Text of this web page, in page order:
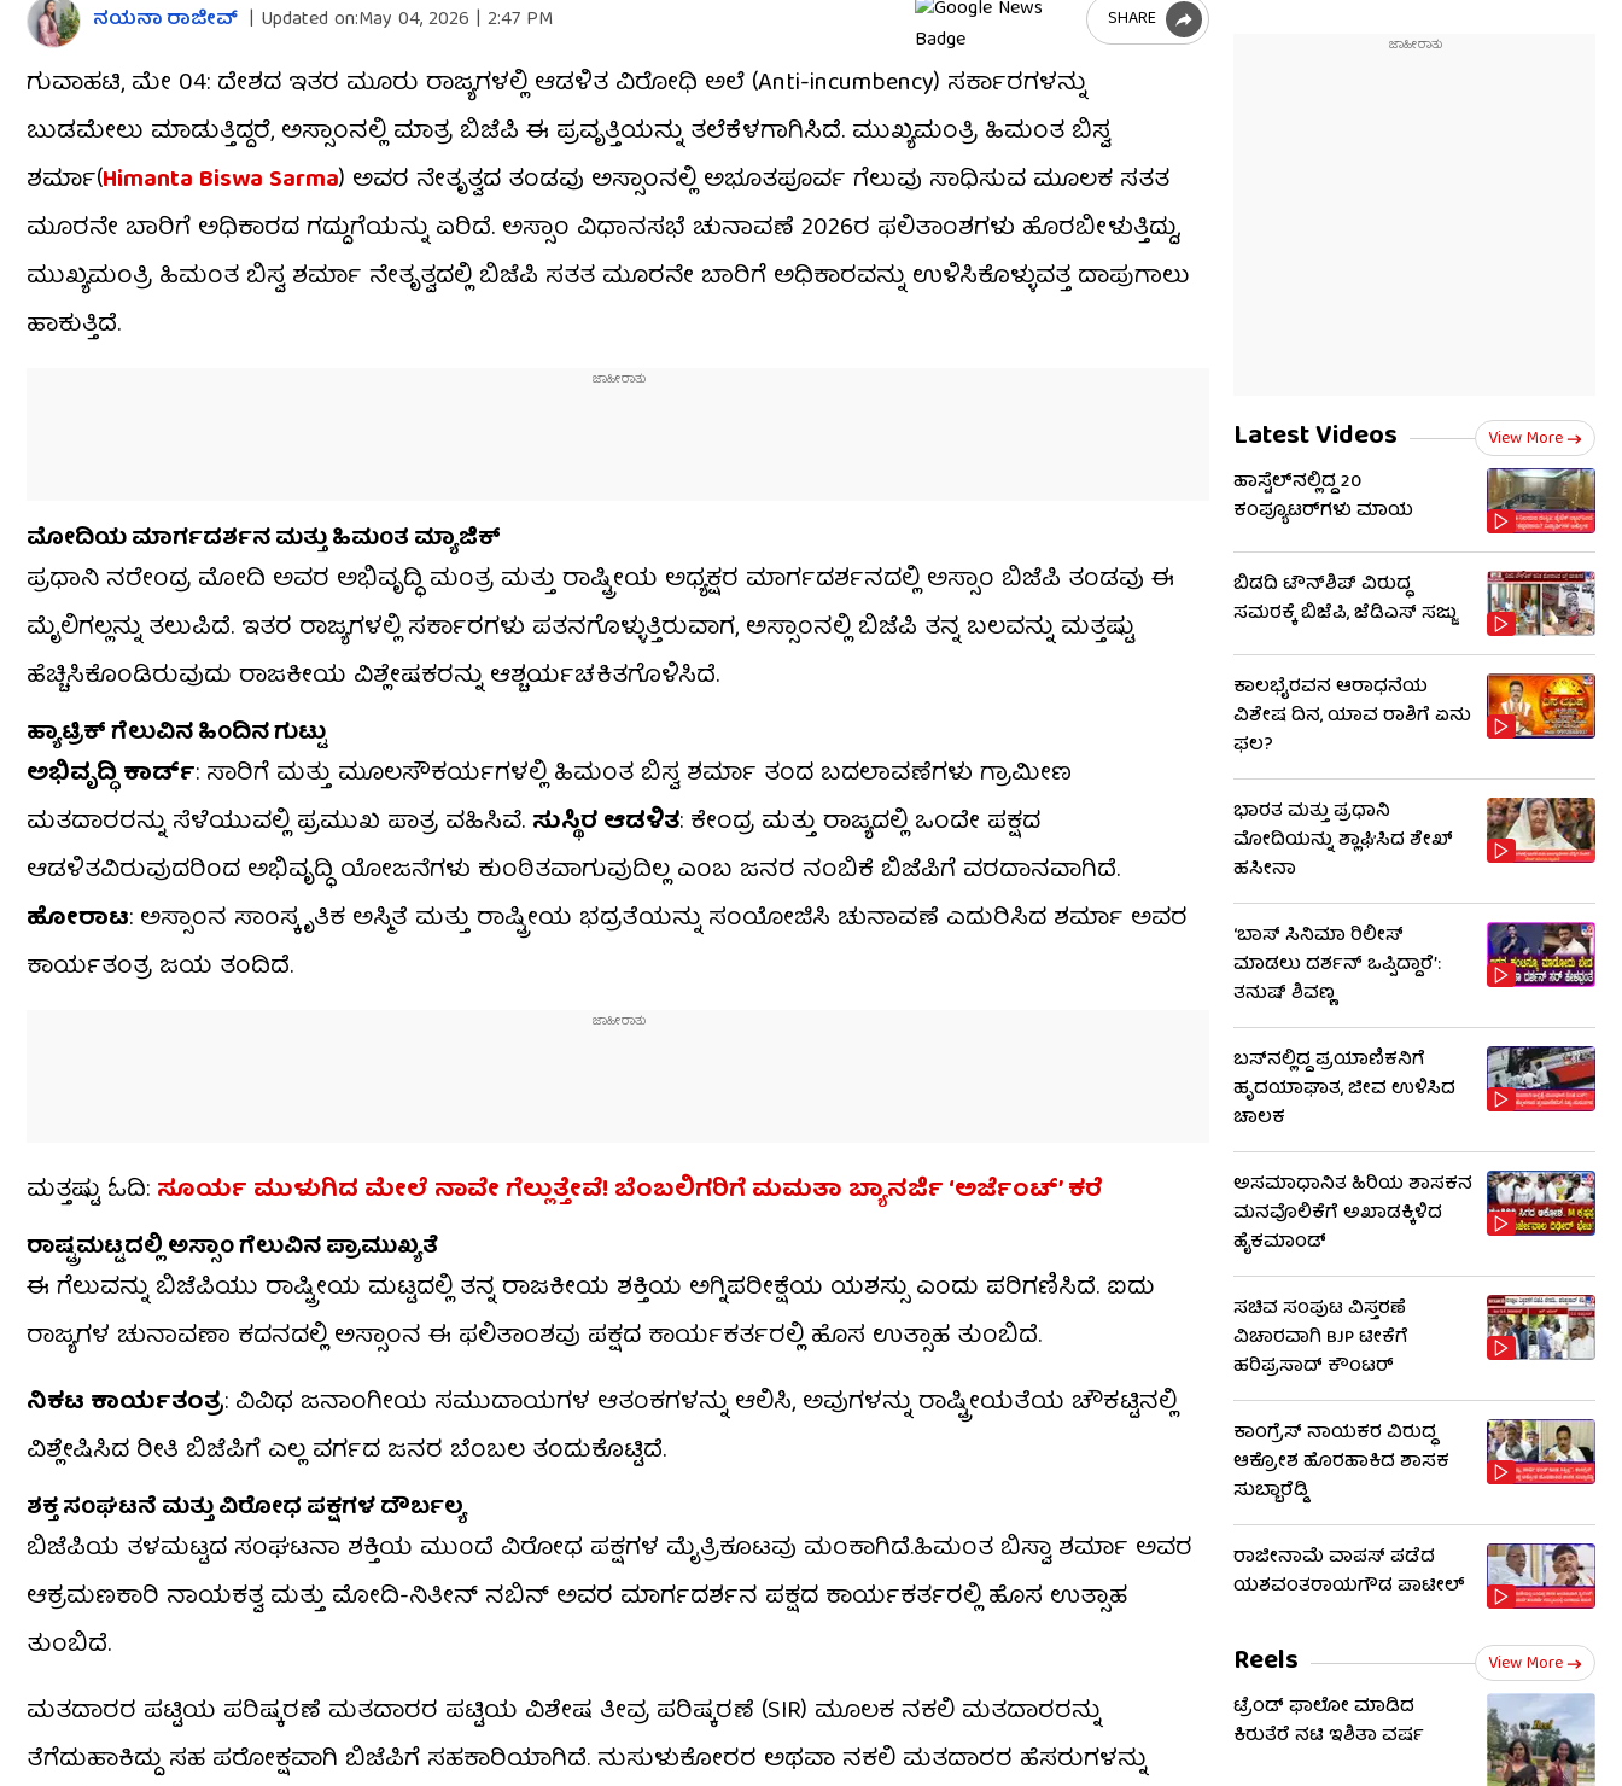
ನಯನಾ ರಾಜೀವ್ | Updated on:May 04, 2026 | 2:47 PM SHARE
ಗುವಾಹಟಿ, ಮೇ 04: ದೇಶದ ಇತರ ಮೂರು ರಾಜ್ಯಗಳಲ್ಲಿ ಆಡಳಿತ ವಿರೋಧಿ ಅಲೆ (Anti-incumbency) ಸರ್ಕಾರಗಳನ್ನು
ಬುಡಮೇಲು ಮಾಡುತ್ತಿದ್ದರೆ, ಅಸ್ಸಾಂನಲ್ಲಿ ಮಾತ್ರ ಬಿಜೆಪಿ ಈ ಪ್ರವೃತ್ತಿಯನ್ನು ತಲೆಕೆಳಗಾಗಿಸಿದೆ. ಮುಖ್ಯಮಂತ್ರಿ ಹಿಮಂತ ಬಿಸ್ವ
ಶರ್ಮಾ(Himanta Biswa Sarma) ಅವರ ನೇತೃತ್ವದ ತಂಡವು ಅಸ್ಸಾಂನಲ್ಲಿ ಅಭೂತಪೂರ್ವ ಗೆಲುವು ಸಾಧಿಸುವ ಮೂಲಕ ಸತತ
ಮೂರನೇ ಬಾರಿಗೆ ಅಧಿಕಾರದ ಗದ್ದುಗೆಯನ್ನು ಏರಿದೆ. ಅಸ್ಸಾಂ ವಿಧಾನಸಭೆ ಚುನಾವಣೆ 2026ರ ಫಲಿತಾಂಶಗಳು ಹೊರಬೀಳುತ್ತಿದ್ದು,
ಮುಖ್ಯಮಂತ್ರಿ ಹಿಮಂತ ಬಿಸ್ವ ಶರ್ಮಾ ನೇತೃತ್ವದಲ್ಲಿ ಬಿಜೆಪಿ ಸತತ ಮೂರನೇ ಬಾರಿಗೆ ಅಧಿಕಾರವನ್ನು ಉಳಿಸಿಕೊಳ್ಳುವತ್ತ ದಾಪುಗಾಲು
ಹಾಕುತ್ತಿದೆ.
ಮೋದಿಯ ಮಾರ್ಗದರ್ಶನ ಮತ್ತು ಹಿಮಂತ ಮ್ಯಾಜಿಕ್
ಪ್ರಧಾನಿ ನರೇಂದ್ರ ಮೋದಿ ಅವರ ಅಭಿವೃದ್ಧಿ ಮಂತ್ರ ಮತ್ತು ರಾಷ್ಟ್ರೀಯ ಅಧ್ಯಕ್ಷರ ಮಾರ್ಗದರ್ಶನದಲ್ಲಿ ಅಸ್ಸಾಂ ಬಿಜೆಪಿ ತಂಡವು ಈ
ಮೈಲಿಗಲ್ಲನ್ನು ತಲುಪಿದೆ. ಇತರ ರಾಜ್ಯಗಳಲ್ಲಿ ಸರ್ಕಾರಗಳು ಪತನಗೊಳ್ಳುತ್ತಿರುವಾಗ, ಅಸ್ಸಾಂನಲ್ಲಿ ಬಿಜೆಪಿ ತನ್ನ ಬಲವನ್ನು ಮತ್ತಷ್ಟು
ಹೆಚ್ಚಿಸಿಕೊಂಡಿರುವುದು ರಾಜಕೀಯ ವಿಶ್ಲೇಷಕರನ್ನು ಆಶ್ಚರ್ಯಚಕಿತಗೊಳಿಸಿದೆ.
ಹ್ಯಾಟ್ರಿಕ್ ಗೆಲುವಿನ ಹಿಂದಿನ ಗುಟ್ಟು
ಅಭಿವೃದ್ಧಿ ಕಾರ್ಡ್: ಸಾರಿಗೆ ಮತ್ತು ಮೂಲಸೌಕರ್ಯಗಳಲ್ಲಿ ಹಿಮಂತ ಬಿಸ್ವ ಶರ್ಮಾ ತಂದ ಬದಲಾವಣೆಗಳು ಗ್ರಾಮೀಣ
ಮತದಾರರನ್ನು ಸೆಳೆಯುವಲ್ಲಿ ಪ್ರಮುಖ ಪಾತ್ರ ವಹಿಸಿವೆ. ಸುಸ್ಥಿರ ಆಡಳಿತ: ಕೇಂದ್ರ ಮತ್ತು ರಾಜ್ಯದಲ್ಲಿ ಒಂದೇ ಪಕ್ಷದ
ಆಡಳಿತವಿರುವುದರಿಂದ ಅಭಿವೃದ್ಧಿ ಯೋಜನೆಗಳು ಕುಂಠಿತವಾಗುವುದಿಲ್ಲ ಎಂಬ ಜನರ ನಂಬಿಕೆ ಬಿಜೆಪಿಗೆ ವರದಾನವಾಗಿದೆ.
ಹೋರಾಟ: ಅಸ್ಸಾಂನ ಸಾಂಸ್ಕೃತಿಕ ಅಸ್ಮಿತೆ ಮತ್ತು ರಾಷ್ಟ್ರೀಯ ಭದ್ರತೆಯನ್ನು ಸಂಯೋಜಿಸಿ ಚುನಾವಣೆ ಎದುರಿಸಿದ ಶರ್ಮಾ ಅವರ
ಕಾರ್ಯತಂತ್ರ ಜಯ ತಂದಿದೆ.
ಮತ್ತಷ್ಟು ಓದಿ: ಸೂರ್ಯ ಮುಳುಗಿದ ಮೇಲೆ ನಾವೇ ಗೆಲ್ಲುತ್ತೇವೆ! ಬೆಂಬಲಿಗರಿಗೆ ಮಮತಾ ಬ್ಯಾನರ್ಜಿ ‘ಅರ್ಜೆಂಟ್’ ಕರೆ
ರಾಷ್ಟ್ರಮಟ್ಟದಲ್ಲಿ ಅಸ್ಸಾಂ ಗೆಲುವಿನ ಪ್ರಾಮುಖ್ಯತೆ
ಈ ಗೆಲುವನ್ನು ಬಿಜೆಪಿಯು ರಾಷ್ಟ್ರೀಯ ಮಟ್ಟದಲ್ಲಿ ತನ್ನ ರಾಜಕೀಯ ಶಕ್ತಿಯ ಅಗ್ನಿಪರೀಕ್ಷೆಯ ಯಶಸ್ಸು ಎಂದು ಪರಿಗಣಿಸಿದೆ. ಐದು
ರಾಜ್ಯಗಳ ಚುನಾವಣಾ ಕದನದಲ್ಲಿ ಅಸ್ಸಾಂನ ಈ ಫಲಿತಾಂಶವು ಪಕ್ಷದ ಕಾರ್ಯಕರ್ತರಲ್ಲಿ ಹೊಸ ಉತ್ಸಾಹ ತುಂಬಿದೆ.
ನಿಕಟ ಕಾರ್ಯತಂತ್ರ: ವಿವಿಧ ಜನಾಂಗೀಯ ಸಮುದಾಯಗಳ ಆತಂಕಗಳನ್ನು ಆಲಿಸಿ, ಅವುಗಳನ್ನು ರಾಷ್ಟ್ರೀಯತೆಯ ಚೌಕಟ್ಟಿನಲ್ಲಿ
ವಿಶ್ಲೇಷಿಸಿದ ರೀತಿ ಬಿಜೆಪಿಗೆ ಎಲ್ಲ ವರ್ಗದ ಜನರ ಬೆಂಬಲ ತಂದುಕೊಟ್ಟಿದೆ.
ಶಕ್ತ ಸಂಘಟನೆ ಮತ್ತು ವಿರೋಧ ಪಕ್ಷಗಳ ದೌರ್ಬಲ್ಯ
ಬಿಜೆಪಿಯ ತಳಮಟ್ಟದ ಸಂಘಟನಾ ಶಕ್ತಿಯ ಮುಂದೆ ವಿರೋಧ ಪಕ್ಷಗಳ ಮೈತ್ರಿಕೂಟವು ಮಂಕಾಗಿದೆ.ಹಿಮಂತ ಬಿಸ್ವಾ ಶರ್ಮಾ ಅವರ
ಆಕ್ರಮಣಕಾರಿ ನಾಯಕತ್ವ ಮತ್ತು ಮೋದಿ-ನಿತೀನ್ ನಬಿನ್ ಅವರ ಮಾರ್ಗದರ್ಶನ ಪಕ್ಷದ ಕಾರ್ಯಕರ್ತರಲ್ಲಿ ಹೊಸ ಉತ್ಸಾಹ
ತುಂಬಿದೆ.
ಮತದಾರರ ಪಟ್ಟಿಯ ಪರಿಷ್ಕರಣೆ ಮತದಾರರ ಪಟ್ಟಿಯ ವಿಶೇಷ ತೀವ್ರ ಪರಿಷ್ಕರಣೆ (SIR) ಮೂಲಕ ನಕಲಿ ಮತದಾರರನ್ನು
ತೆಗೆದುಹಾಕಿದ್ದು ಸಹ ಪರೋಕ್ಷವಾಗಿ ಬಿಜೆಪಿಗೆ ಸಹಕಾರಿಯಾಗಿದೆ. ನುಸುಳುಕೋರರ ಅಥವಾ ನಕಲಿ ಮತದಾರರ ಹೆಸರುಗಳನ್ನು
Latest Videos View More
ಹಾಸ್ಟೆಲ್‌ನಲ್ಲಿದ್ದ 20
ಕಂಪ್ಯೂಟರ್‌ಗಳು ಮಾಯ
ಬಿಡದಿ ಟೌನ್‌ಶಿಪ್ ವಿರುದ್ಧ
ಸಮರಕ್ಕೆ ಬಿಜೆಪಿ, ಜೆಡಿಎಸ್ ಸಜ್ಜು
ಕಾಲಭೈರವನ ಆರಾಧನೆಯ
ವಿಶೇಷ ದಿನ, ಯಾವ ರಾಶಿಗೆ ಏನು
ಫಲ?
ಭಾರತ ಮತ್ತು ಪ್ರಧಾನಿ
ಮೋದಿಯನ್ನು ಶ್ಲಾಘಿಸಿದ ಶೇಖ್
ಹಸೀನಾ
‘ಬಾಸ್ ಸಿನಿಮಾ ರಿಲೀಸ್
ಮಾಡಲು ದರ್ಶನ್ ಒಪ್ಪಿದ್ದಾರೆ’:
ತನುಷ್ ಶಿವಣ್ಣ
ಬಸ್‌ನಲ್ಲಿದ್ದ ಪ್ರಯಾಣಿಕನಿಗೆ
ಹೃದಯಾಘಾತ, ಜೀವ ಉಳಿಸಿದ
ಚಾಲಕ
ಅಸಮಾಧಾನಿತ ಹಿರಿಯ ಶಾಸಕನ
ಮನವೊಲಿಕೆಗೆ ಅಖಾಡಕ್ಕಿಳಿದ
ಹೈಕಮಾಂಡ್
ಸಚಿವ ಸಂಪುಟ ವಿಸ್ತರಣೆ
ವಿಚಾರವಾಗಿ BJP ಟೀಕೆಗೆ
ಹರಿಪ್ರಸಾದ್ ಕೌಂಟರ್​​
ಕಾಂಗ್ರೆಸ್ ನಾಯಕರ ವಿರುದ್ಧ
ಆಕ್ರೋಶ ಹೊರಹಾಕಿದ ಶಾಸಕ
ಸುಬ್ಬಾರೆಡ್ಡಿ
ರಾಜೀನಾಮೆ ವಾಪಸ್ ಪಡೆದ
ಯಶವಂತರಾಯಗೌಡ ಪಾಟೀಲ್
Reels View More
ಟ್ರೆಂಡ್​​ ಫಾಲೋ ಮಾಡಿದ
ಕಿರುತೆರೆ ನಟಿ ಇಶಿತಾ ವರ್ಷ